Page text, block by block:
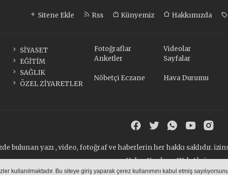
kullanılmaktadır. Bu siteye giriş yaparak çerez kullanımını kabul etmiş
Sitene Ekle Rss Künyemiz Hakkımızda
SİYASET
EĞİTİM
SAĞLIK
ÖZEL ZİYARETLER
Fotoğraflar Videolar
Anketler
Sayfalar
Nöbetçi Eczane
Hava Durumu
bulunan yazı , video, fotoğraf ve haberlerin her hakkı saklıdır.
Haber Yazılımı:Web Aksiyon
haber yazılımıhaber paketihaber scriptihaber